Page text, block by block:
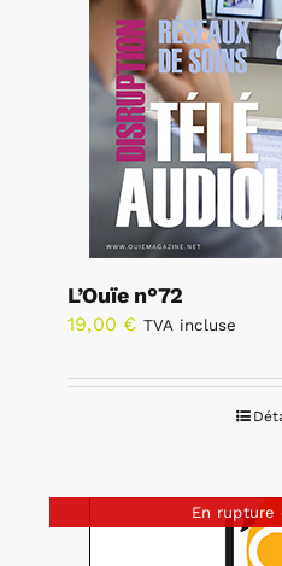
L’Ouïe n°72
19,00 € TVA incluse
En rupture